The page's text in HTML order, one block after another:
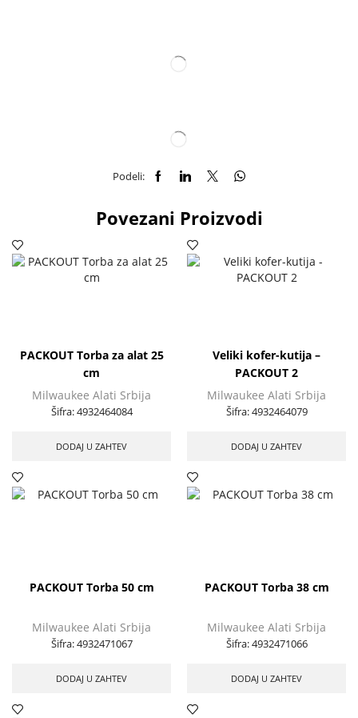
Podeli:
Povezani Proizvodi
PACKOUT Torba za alat 25
cm
Milwaukee Alati Srbija
Šifra:4932464084
DODAJ U ZAHTEV
Veliki kofer-kutija –
PACKOUT 2
Milwaukee Alati Srbija
Šifra:4932464079
DODAJ U ZAHTEV
PACKOUT Torba 50 cm
Milwaukee Alati Srbija
Šifra:4932471067
DODAJ U ZAHTEV
PACKOUT Torba 38 cm
Milwaukee Alati Srbija
Šifra:4932471066
DODAJ U ZAHTEV